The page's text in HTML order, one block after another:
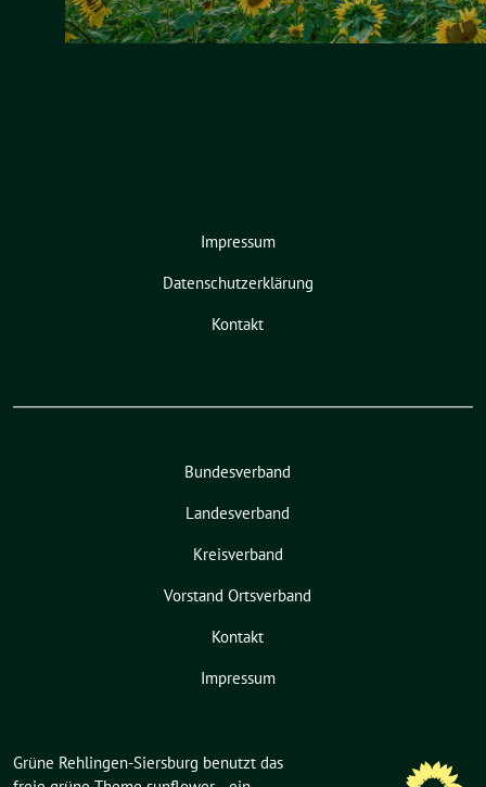
Impressum
Datenschutzerklärung
Kontakt
Bundesverband
Landesverband
Kreisverband
Vorstand Ortsverband
Kontakt
Impressum
Grüne Rehlingen-Siersburg benutzt das